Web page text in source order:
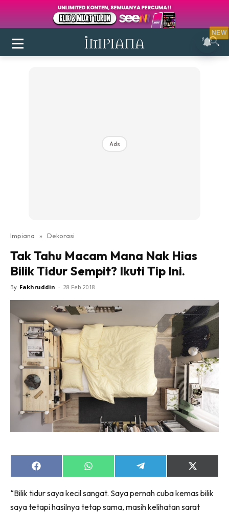
Login|Register
Ruang Makan
Ruang Tamu
Direktori
Interior Design
Landskap
DIY
Bilik Air
Bilik Tidur
Dapur
Ruang Makan
Make Over
Bilik Air
Bilik Tidur
Ruang Makan
Menarik Lagi
Casa Impiana
Ads
Impiana » Dekorasi
Tak Tahu Macam Mana Nak Hias
Bilik Tidur Sempit? Ikuti Tip Ini.
By Fakhruddin - 28 Feb 2018
Share
on
Share
on
Share
on
Share
on
(Twitter)
“Bilik tidur saya kecil sangat. Saya pernah cuba kemas bilik
saya tetapi hasilnya tetap sama, masih kelihatan sarat
NEW